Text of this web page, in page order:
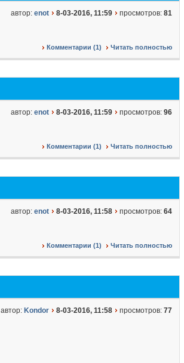
автор: enot 8-03-2016, 11:59 просмотров: 81
Комментарии (1) Читать полностью
автор: enot 8-03-2016, 11:59 просмотров: 96
Комментарии (1) Читать полностью
автор: enot 8-03-2016, 11:58 просмотров: 64
Комментарии (1) Читать полностью
автор: Kondor 8-03-2016, 11:58 просмотров: 77